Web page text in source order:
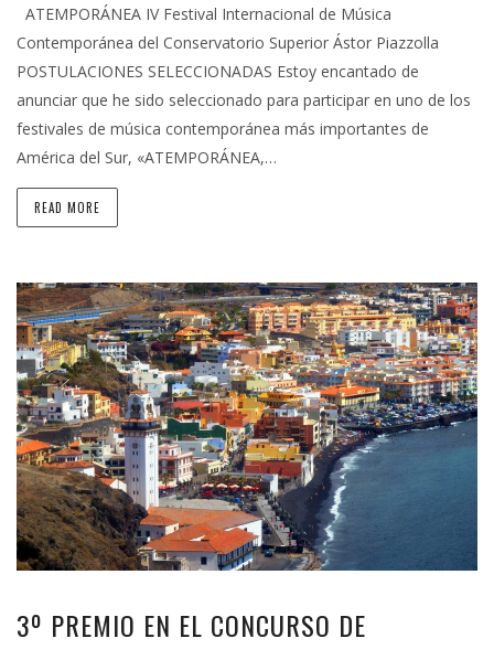
ATEMPORÁNEA IV Festival Internacional de Música
Contemporánea del Conservatorio Superior Ástor Piazzolla
POSTULACIONES SELECCIONADAS Estoy encantado de
anunciar que he sido seleccionado para participar en uno de los
festivales de música contemporánea más importantes de
América del Sur, «ATEMPORÁNEA,…
READ MORE
3º PREMIO EN EL CONCURSO DE